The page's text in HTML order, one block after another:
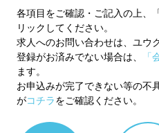
各項目をご確認・ご記入の上、
リックしてください。
求人へのお問い合わせは、ユウ
登録がお済みでない場合は、
「
ます。
お申込みが完了できない等の不
がコチラをご確認ください。